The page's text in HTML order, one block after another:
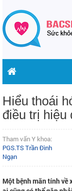
Hiểu thoái
điều trị hiệu
Tham vấn Y khoa:
PGS.TS Trần Đình
Ngạn
Một bệnh mãn tính về